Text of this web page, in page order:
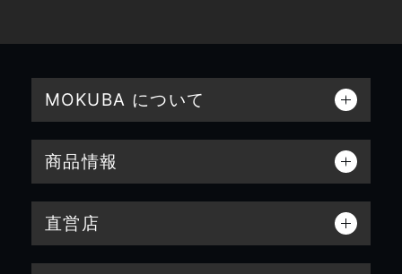
MOKUBA について
商品情報
直営店